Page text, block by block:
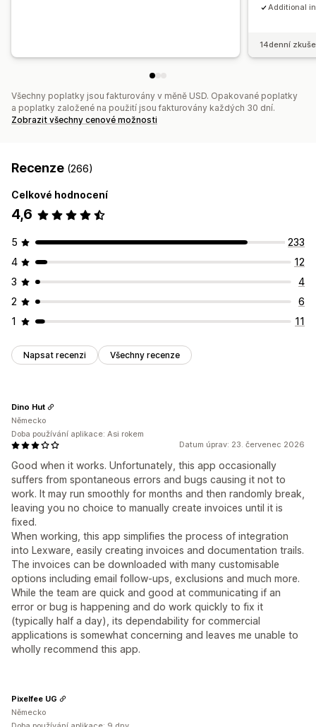
Additional
14denní
Všechny poplatky jsou fakturovány v měně USD. Opakované poplatky
a poplatky založené na použití jsou fakturovány každých 30 dní.
Zobrazit všechny cenové možnosti
Recenze (266)
Celkové hodnocení
4,6
5
233
4
12
3
4
2
6
1
11
Napsat recenzi Všechny recenze
Datum úprav: 23. červenec 2026
Good when it works. Unfortunately, this app occasionally
suffers from spontaneous errors and bugs causing it not to
work. It may run smoothly for months and then randomly break,
leaving you no choice to manually create invoices until it is
fixed.
When working, this app simplifies the process of integration
into Lexware, easily creating invoices and documentation trails.
The invoices can be downloaded with many customisable
options including email follow-ups, exclusions and much more.
While the team are quick and good at communicating if an
error or bug is happening and do work quickly to fix it
(typically half a day), its dependability for commercial
applications is somewhat concerning and leaves me unable to
wholly recommend this app.
Dino Hut
Německo
Doba používání aplikace: Asi rokem
Pixelfee UG
Německo